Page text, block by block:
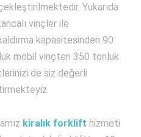
Yukarıda
vinçler ile
kapasitesinden 90
mobil vinçten 350 tonluk
de siz değerli
kiralık forklift hizmeti